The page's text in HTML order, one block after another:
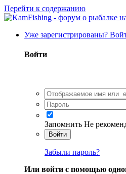
Перейти к содержанию
Уже зарегистрированы?
Войти
Запомнить Не
Войти
Забыли пароль?
Или войти с помощью